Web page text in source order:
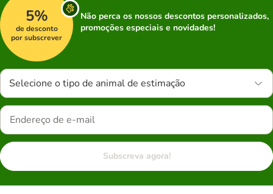
5%
de desconto
por subscrever
Não perca os nossos descontos personalizados,
promoções especiais e novidades!
Selecione o tipo de animal de estimação
Subscreva agora!